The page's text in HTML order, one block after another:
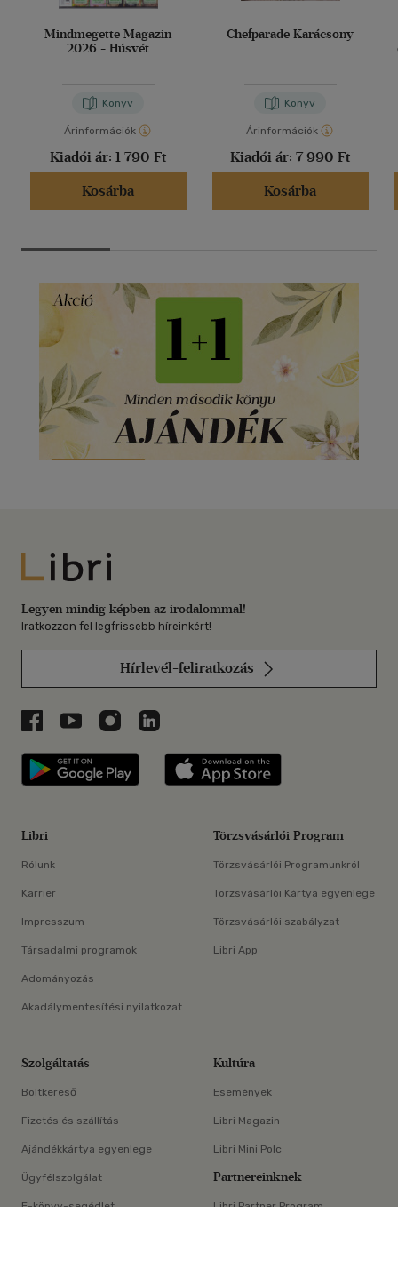
Mindmegette Magazin
2026 - Húsvét
Könyv
Árinformációk
Kiadói ár: 1 790 Ft
Kosárba
Chefparade Karácsony
Könyv
Árinformációk
Kiadói ár: 7 990 Ft
Kosárba
×
Libri
Legyen mindig képben az irodalommal!
Iratkozzon fel legfrissebb híreinkért!
Hírlevél-feliratkozás
Libri a Facebookon
Libri a Youtube-on
Libri az Instagramon
Libri a LinkedInen
Libri applikáció Szerezd meg: Google
Libri
Rólunk
Karrier
Impresszum
Társadalmi programok
Adományozás
Akadálymentesítési nyilatkozat
Törzsvásárlói Program
Törzsvásárlói Programunkról
Törzsvásárlói Kártya egyenlege
Törzsvásárlói szabályzat
Libri App
Szolgáltatás
Boltkereső
Fizetés és szállítás
Ajándékkártya egyenlege
Ügyfélszolgálat
E-könyv-segédlet
Kultúra
Események
Libri Magazin
Libri Mini Polc
Partnereinknek
Libri Partner Program